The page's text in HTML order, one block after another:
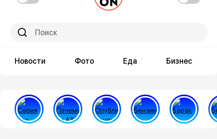
Новости Фото Еда Бизнес